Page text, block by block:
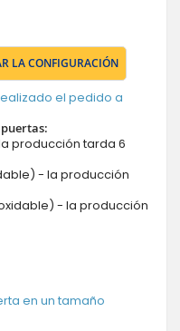
LA CONFIGURACIÓN
el pedido a
producción tarda 6
- la producción
- la producción
en un tamaño